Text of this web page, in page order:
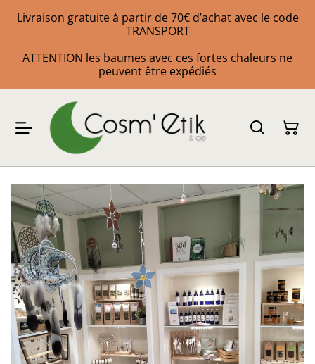
Livraison gratuite à partir de 70€ d’achat avec le code
TRANSPORT
ATTENTION les baumes avec ces fortes chaleurs ne
peuvent être expédiés